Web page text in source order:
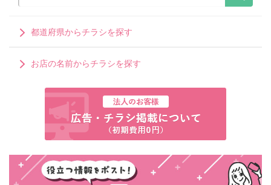
都道府県からチラシを探す
お店の名前からチラシを探す